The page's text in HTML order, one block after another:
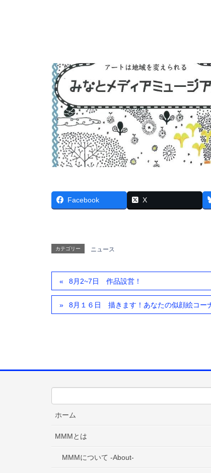
Facebook X
カテゴリー ニュース
8月2~7日 作品設営！
8月１６日 描きます！あなたの似顔絵コー
ホーム
MMMとは
MMMについて -About-